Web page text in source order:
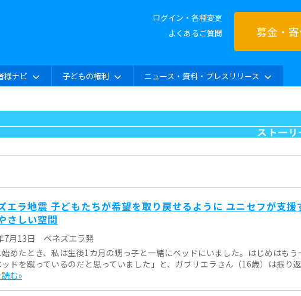
ログイン・各種変更
よくあるご質問
募金・
様ナビ 子どもの権利 ニュース・資料・プレスリリース
エラ地震 子どもたちが希望を取り戻せるように ユニセフが支援
さしい空間
7月13日 ベネズエラ発
始めたとき、私は生後1カ月の甥っ子と一緒にベッドにいました。はじめはもう
ドを蹴っているのだと思っていました」と、ガブリエラさん（16歳）は振り
む»